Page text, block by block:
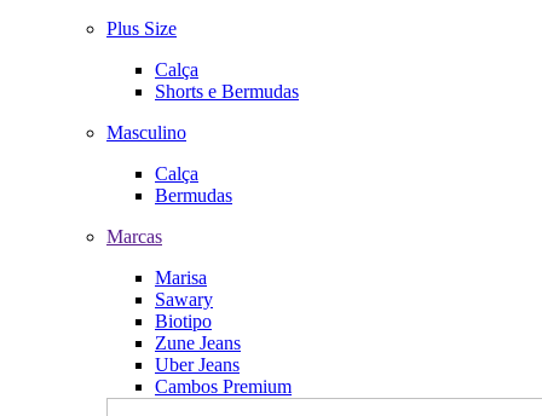
Plus Size
Calça
Shorts e Bermudas
Masculino
Calça
Bermudas
Marcas
Marisa
Sawary
Biotipo
Zune Jeans
Uber Jeans
Cambos Premium